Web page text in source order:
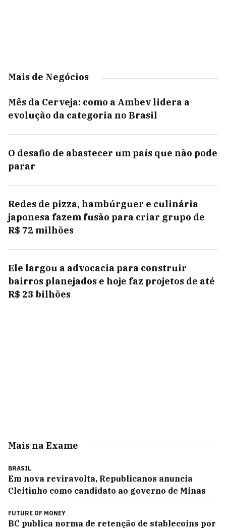
Mais de Negócios
Mês da Cerveja: como a Ambev lidera a
evolução da categoria no Brasil
O desafio de abastecer um país que não pode
parar
Redes de pizza, hambúrguer e culinária
japonesa fazem fusão para criar grupo de
R$ 72 milhões
Ele largou a advocacia para construir
bairros planejados e hoje faz projetos de até
R$ 23 bilhões
Mais na Exame
BRASIL
Em nova reviravolta, Republicanos anuncia
Cleitinho como candidato ao governo de Minas
FUTURE OF MONEY
BC publica norma de retenção de stablecoins por